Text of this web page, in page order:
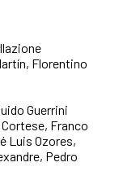
Florentino
Guerrini
Franco
Luis Ozores,
Pedro